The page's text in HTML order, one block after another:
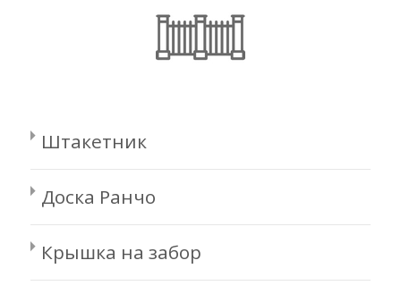
Штакетник
Доска Ранчо
Крышка на забор